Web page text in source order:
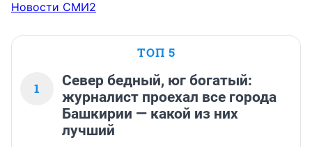
Новости СМИ2
ТОП 5
1
Север бедный, юг богатый:
журналист проехал все города
Башкирии — какой из них
лучший